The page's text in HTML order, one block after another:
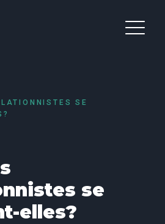
SE
se
elles?